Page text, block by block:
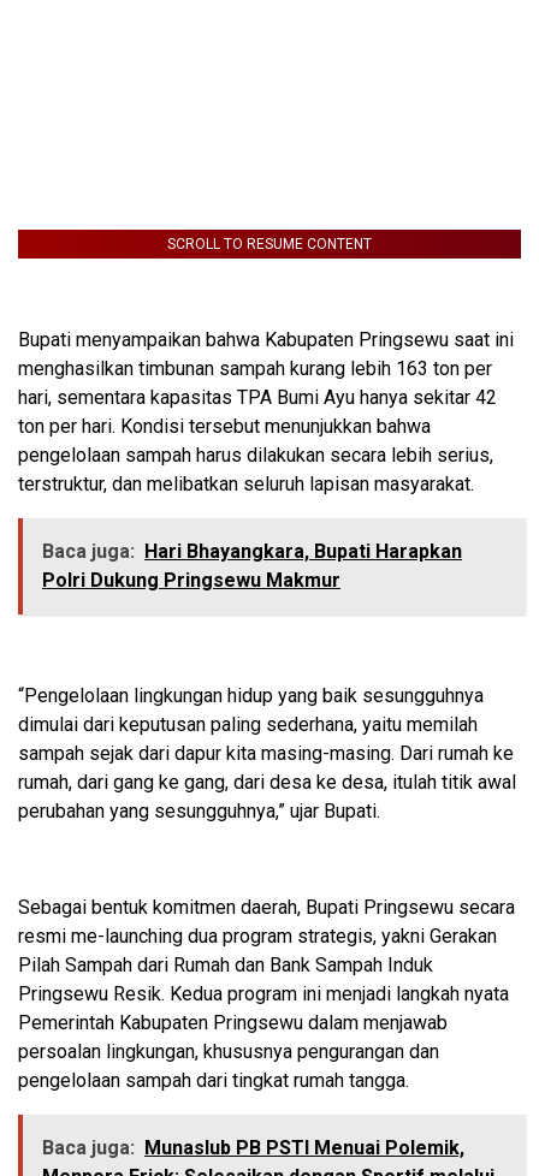
SCROLL TO RESUME CONTENT
Bupati menyampaikan bahwa Kabupaten Pringsewu saat ini
menghasilkan timbunan sampah kurang lebih 163 ton per
hari, sementara kapasitas TPA Bumi Ayu hanya sekitar 42
ton per hari. Kondisi tersebut menunjukkan bahwa
pengelolaan sampah harus dilakukan secara lebih serius,
terstruktur, dan melibatkan seluruh lapisan masyarakat.
Baca juga: Hari Bhayangkara, Bupati Harapkan
Polri Dukung Pringsewu Makmur
“Pengelolaan lingkungan hidup yang baik sesungguhnya
dimulai dari keputusan paling sederhana, yaitu memilah
sampah sejak dari dapur kita masing-masing. Dari rumah ke
rumah, dari gang ke gang, dari desa ke desa, itulah titik awal
perubahan yang sesungguhnya,” ujar Bupati.
Sebagai bentuk komitmen daerah, Bupati Pringsewu secara
resmi me-launching dua program strategis, yakni Gerakan
Pilah Sampah dari Rumah dan Bank Sampah Induk
Pringsewu Resik. Kedua program ini menjadi langkah nyata
Pemerintah Kabupaten Pringsewu dalam menjawab
persoalan lingkungan, khususnya pengurangan dan
pengelolaan sampah dari tingkat rumah tangga.
Baca juga: Munaslub PB PSTI Menuai Polemik,